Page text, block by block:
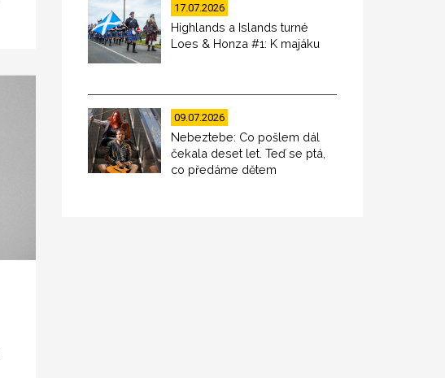
17.07.2026
Highlands a Islands turné
Loes & Honza #1: K majáku
09.07.2026
Nebeztebe: Co pošlem dál
čekala deset let. Teď se ptá,
co předáme dětem